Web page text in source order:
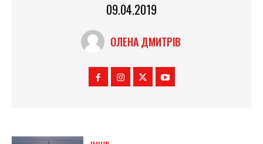
09.04.2019
ОЛЕНА ДМИТРІВ